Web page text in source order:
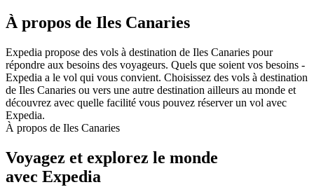
À propos de Iles Canaries
Expedia propose des vols à destination de Iles Canaries pour
répondre aux besoins des voyageurs. Quels que soient vos besoins -
Expedia a le vol qui vous convient. Choisissez des vols à destination
de Iles Canaries ou vers une autre destination ailleurs au monde et
découvrez avec quelle facilité vous pouvez réserver un vol avec
Expedia.
À propos de Iles Canaries
Voyagez et explorez le monde
avec Expedia